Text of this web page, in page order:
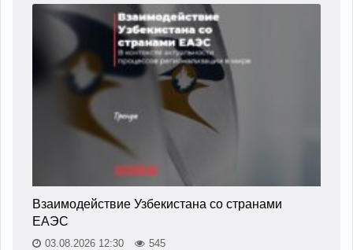
Взаимодействие Узбекистана со странами
ЕАЭС
03.08.2026 12:30 545